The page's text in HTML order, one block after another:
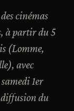
cinémas
à partir du 5
(Lomme,
avec
1er
du